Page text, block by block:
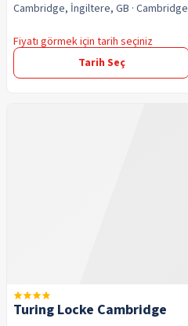
Cambridge, İngiltere, GB · Cambridge
Fiyatı görmek için tarih seçiniz
Tarih Seç
Turing Locke Cambridge